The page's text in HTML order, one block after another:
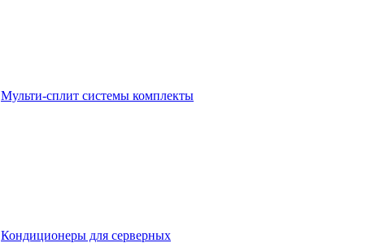
Мульти-сплит системы комплекты
Кондиционеры для серверных